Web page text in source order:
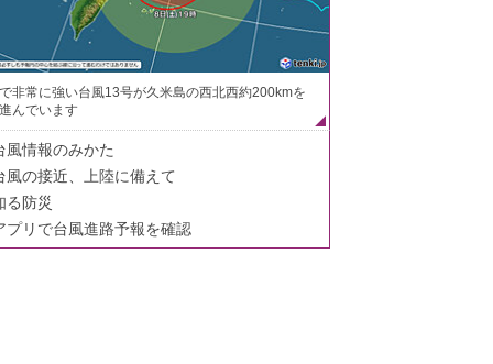
非常に強い台風13号が久米島の西北西約200kmを
んでいます
風情報のみかた
風の接近、上陸に備えて
る防災
プリで台風進路予報を確認